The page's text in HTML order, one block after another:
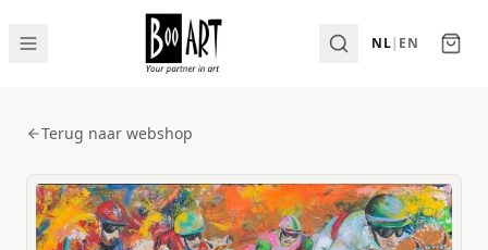
NL| EN
Terug naar webshop